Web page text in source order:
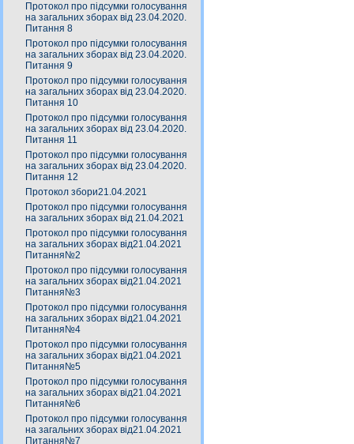
Протокол про підсумки голосування
на загальних зборах від 23.04.2020.
Питання 8
Протокол про підсумки голосування
на загальних зборах від 23.04.2020.
Питання 9
Протокол про підсумки голосування
на загальних зборах від 23.04.2020.
Питання 10
Протокол про підсумки голосування
на загальних зборах від 23.04.2020.
Питання 11
Протокол про підсумки голосування
на загальних зборах від 23.04.2020.
Питання 12
Протокол збори21.04.2021
Протокол про підсумки голосування
на загальних зборах від 21.04.2021
Протокол про підсумки голосування
на загальних зборах від21.04.2021
Питання№2
Протокол про підсумки голосування
на загальних зборах від21.04.2021
Питання№3
Протокол про підсумки голосування
на загальних зборах від21.04.2021
Питання№4
Протокол про підсумки голосування
на загальних зборах від21.04.2021
Питання№5
Протокол про підсумки голосування
на загальних зборах від21.04.2021
Питання№6
Протокол про підсумки голосування
на загальних зборах від21.04.2021
Питання№7